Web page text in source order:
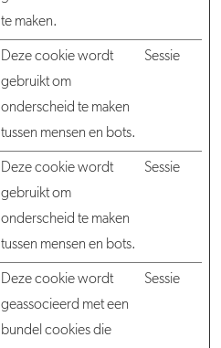
te maken.
Deze cookie wordt
gebruikt om
onderscheid te maken
tussen mensen en bots.
Sessie
Deze cookie wordt
gebruikt om
onderscheid te maken
tussen mensen en bots.
Sessie
Deze cookie wordt
geassocieerd met een
bundel cookies die
Sessie